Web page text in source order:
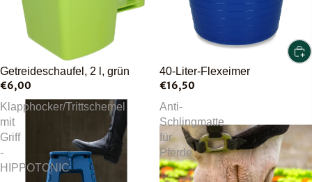
Ausverkauft
Getreideschaufel, 2 l, grün
€6,00
40-Liter-Flexeimer
€16,50
Klapphocker/Trittschemel
mit
Griff
-
HIPPOTONIC
Anti-
Schlingmatte
für
Pferde